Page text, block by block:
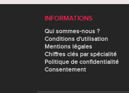
INFORMATIONS
Qui sommes-nous ?
Conditions d'utilisation
Mentions légales
Chiffres clés par spécialité
Politique de confidentialité
Consentement